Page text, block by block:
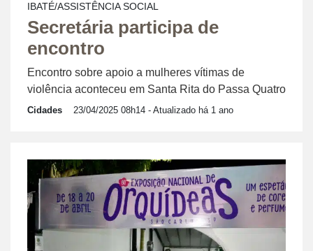
IBATÉ/ASSISTÊNCIA SOCIAL
Secretária participa de
encontro
Encontro sobre apoio a mulheres vítimas de
violência aconteceu em Santa Rita do Passa Quatro
Cidades 23/04/2025 08h14 - Atualizado há 1 ano